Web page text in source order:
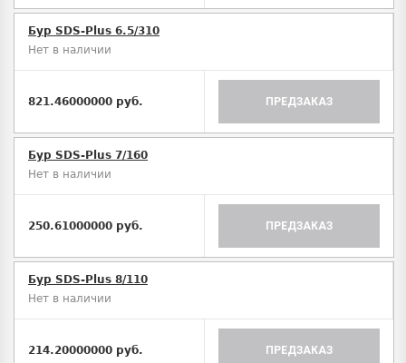
Бур SDS-Plus 6.5/310
Нет в наличии
821.46000000 руб. ПРЕДЗАКАЗ
Бур SDS-Plus 7/160
Нет в наличии
250.61000000 руб. ПРЕДЗАКАЗ
Бур SDS-Plus 8/110
Нет в наличии
214.20000000 руб. ПРЕДЗАКАЗ